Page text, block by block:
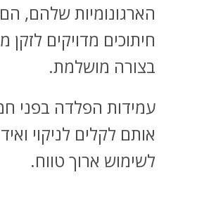
הארגונומיות שלהם,
חיתוכים מדויקים לזקן
בצורה מושלמת.
עמידות הפלדה בפני
אותם לקלים לניקוי
לשימוש ארוך טווח.